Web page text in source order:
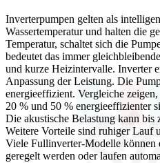
Inverterpumpen gelten als
Wassertemperatur und halten die
Temperatur, schaltet sich die
bedeutet das immer
und kurze Heizintervalle. Inverter
Anpassung der Leistung. Die
energieeffizient. Vergleiche
20 % und 50 % energieeffizienter
Die akustische Belastung kann bis
Weitere Vorteile sind ruhiger Lauf
Viele Fullinverter-Modelle können
geregelt werden oder laufen